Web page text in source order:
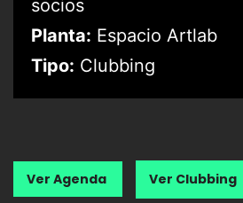
socios
Planta: Espacio Artlab
Tipo: Clubbing
Ver Agenda Ver Clubbing